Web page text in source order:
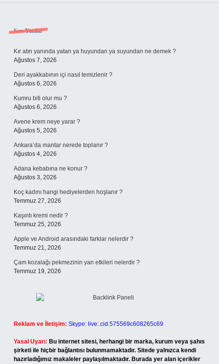
Sidebar
Son Yazılar
Kır atın yanında yatan ya huyundan ya suyundan ne demek ?
Ağustos 7, 2026
Deri ayakkabının içi nasıl temizlenir ?
Ağustos 6, 2026
Kumru biti olur mu ?
Ağustos 6, 2026
Avene krem neye yarar ?
Ağustos 5, 2026
Ankara’da mantar nerede toplanır ?
Ağustos 4, 2026
Adana kebabına ne konur ?
Ağustos 3, 2026
Koç kadını hangi hediyelerden hoşlanır ?
Temmuz 27, 2026
Kaşıntı kremi nedir ?
Temmuz 25, 2026
Apple ve Android arasındaki farklar nelerdir ?
Temmuz 21, 2026
Çam kozalağı pekmezinin yan etkileri nelerdir ?
Temmuz 19, 2026
Reklam ve İletişim: Skype: live:.cid.575569c608265c69
Yasal Uyarı: Bu internet sitesi, herhangi bir marka, kurum veya şahıs
şirketi ile hiçbir bağlantısı bulunmamaktadır. Sitede yalnızca kendi
hazırladığımız makaleler paylaşılmaktadır. Burada yer alan içerikler